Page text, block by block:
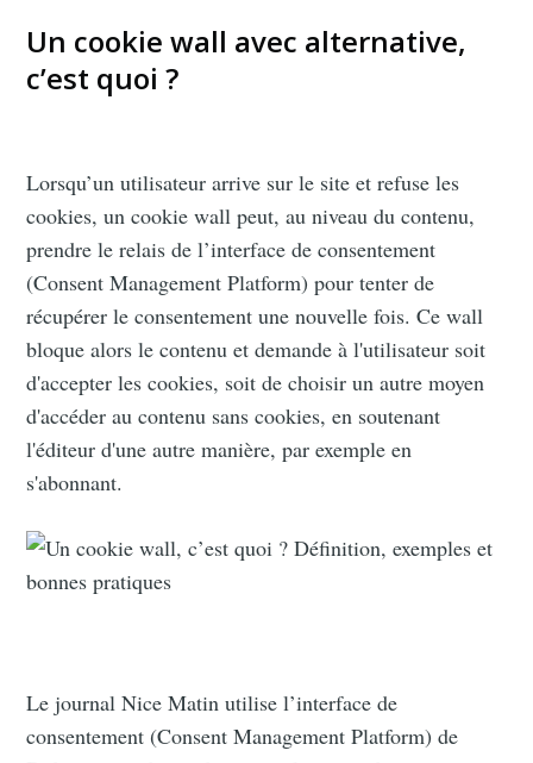
Un cookie wall avec alternative,
c’est quoi ?
Lorsqu’un utilisateur arrive sur le site et refuse les
cookies, un cookie wall peut, au niveau du contenu,
prendre le relais de l’interface de consentement
(Consent Management Platform) pour tenter de
récupérer le consentement une nouvelle fois. Ce wall
bloque alors le contenu et demande à l'utilisateur soit
d'accepter les cookies, soit de choisir un autre moyen
d'accéder au contenu sans cookies, en soutenant
l'éditeur d'une autre manière, par exemple en
s'abonnant.
Le journal Nice Matin utilise l’interface de
consentement (Consent Management Platform) de